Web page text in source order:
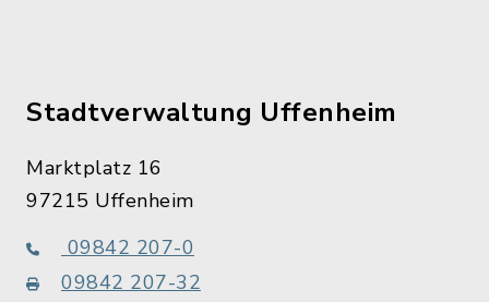
Stadtverwaltung Uffenheim
Marktplatz 16
97215 Uffenheim
09842 207-0
09842 207-32